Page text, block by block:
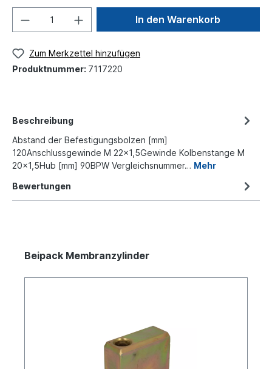
In den Warenkorb
Zum Merkzettel hinzufügen
Produktnummer: 7117220
Beschreibung
Abstand der Befestigungsbolzen [mm]
120Anschlussgewinde M 22x1,5Gewinde Kolbenstange M
20x1,5Hub [mm] 90BPW Vergleichsnummer… Mehr
Bewertungen
Beipack Membranzylinder